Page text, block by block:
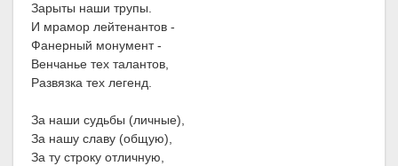
Зарыты наши трупы.
И мрамор лейтенантов -
Фанерный монумент -
Венчанье тех талантов,
Развязка тех легенд.
За наши судьбы (личные),
За нашу славу (общую),
За ту строку отличную,